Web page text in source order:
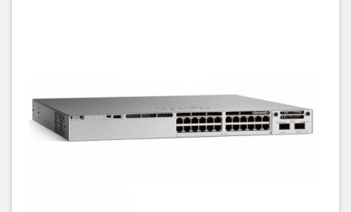
Thông số kỹ thuật switch Cisco
C9300-24T-E